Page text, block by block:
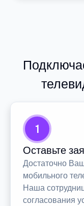
1
Оставьте
Достаточно
мобильного
Наша
согласования